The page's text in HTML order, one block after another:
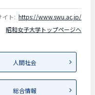
イト: https://www.swu.ac.jp/
昭和女子大学トップページへ
人間社会
総合情報